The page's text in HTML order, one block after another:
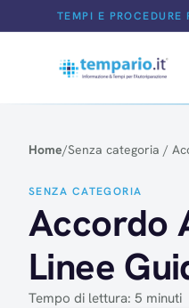
Salta al contenutoTEMPI E PROCEDURE
Home/Senza categoria /
SENZA CATEGORIA
Accordo
Linee
Tempo di lettura: 5 minuti